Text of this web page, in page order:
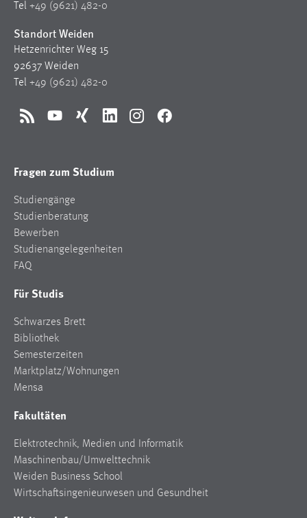
Tel +49 (9621) 482-0
Standort Weiden
Hetzenrichter Weg 15
92637 Weiden
Tel +49 (9621) 482-0
RSS YouTubeXing LinkedInInstagramFacebook
Fragen zum Studium
Studiengänge
Studienberatung
Bewerben
Studienangelegenheiten
FAQ
Für Studis
Schwarzes Brett
Bibliothek
Semesterzeiten
Marktplatz/Wohnungen
Mensa
Fakultäten
Elektrotechnik, Medien und Informatik
Maschinenbau/Umwelttechnik
Weiden Business School
Wirtschaftsingenieurwesen und Gesundheit